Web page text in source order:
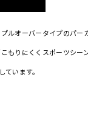
ルオーバータイプのパー
もりにくくスポーツシー
います。